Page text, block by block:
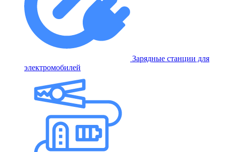
Зарядные станции для
электромобилей